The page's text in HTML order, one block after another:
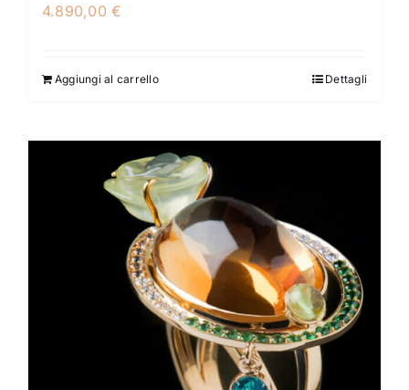
4.890,00€
Aggiungi al carrello Dettagli